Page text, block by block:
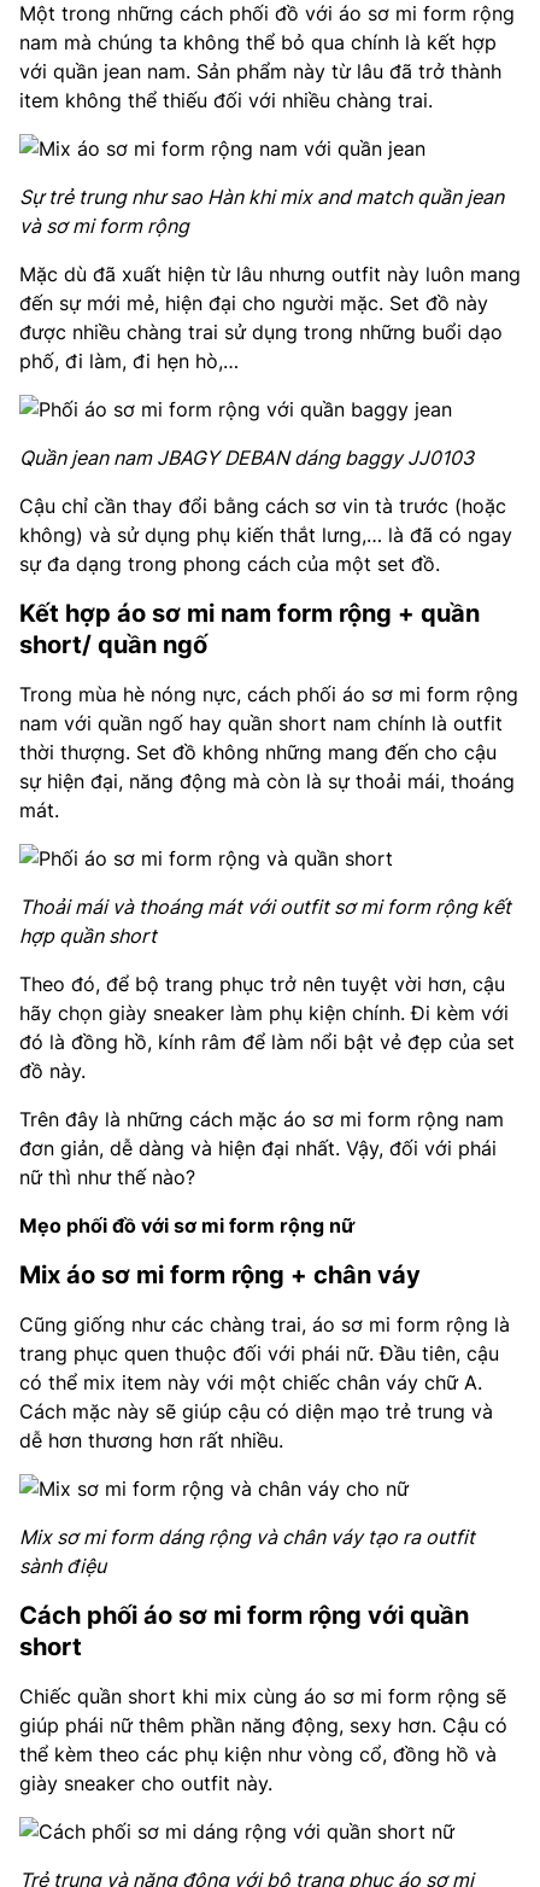
Một trong những cách phối đồ với áo sơ mi form rộng
nam mà chúng ta không thể bỏ qua chính là kết hợp
với quần jean nam. Sản phẩm này từ lâu đã trở thành
item không thể thiếu đối với nhiều chàng trai.
Sự trẻ trung như sao Hàn khi mix and match quần jean
và sơ mi form rộng
Mặc dù đã xuất hiện từ lâu nhưng outfit này luôn mang
đến sự mới mẻ, hiện đại cho người mặc. Set đồ này
được nhiều chàng trai sử dụng trong những buổi dạo
phố, đi làm, đi hẹn hò,…
Quần jean nam JBAGY DEBAN dáng baggy JJ0103
Cậu chỉ cần thay đổi bằng cách sơ vin tà trước (hoặc
không) và sử dụng phụ kiến thắt lưng,… là đã có ngay
sự đa dạng trong phong cách của một set đồ.
Kết hợp áo sơ mi nam form rộng + quần
short/ quần ngố
Trong mùa hè nóng nực, cách phối áo sơ mi form rộng
nam với quần ngố hay quần short nam chính là outfit
thời thượng. Set đồ không những mang đến cho cậu
sự hiện đại, năng động mà còn là sự thoải mái, thoáng
mát.
Thoải mái và thoáng mát với outfit sơ mi form rộng kết
hợp quần short
Theo đó, để bộ trang phục trở nên tuyệt vời hơn, cậu
hãy chọn giày sneaker làm phụ kiện chính. Đi kèm với
đó là đồng hồ, kính râm để làm nổi bật vẻ đẹp của set
đồ này.
Trên đây là những cách mặc áo sơ mi form rộng nam
đơn giản, dễ dàng và hiện đại nhất. Vậy, đối với phái
nữ thì như thế nào?
Mẹo phối đồ với sơ mi form rộng nữ
Mix áo sơ mi form rộng + chân váy
Cũng giống như các chàng trai, áo sơ mi form rộng là
trang phục quen thuộc đối với phái nữ. Đầu tiên, cậu
có thể mix item này với một chiếc chân váy chữ A.
Cách mặc này sẽ giúp cậu có diện mạo trẻ trung và
dễ hơn thương hơn rất nhiều.
Mix sơ mi form dáng rộng và chân váy tạo ra outfit
sành điệu
Cách phối áo sơ mi form rộng với quần
short
Chiếc quần short khi mix cùng áo sơ mi form rộng sẽ
giúp phái nữ thêm phần năng động, sexy hơn. Cậu có
thể kèm theo các phụ kiện như vòng cổ, đồng hồ và
giày sneaker cho outfit này.
Trẻ trung và năng động với bộ trang phục áo sơ mi